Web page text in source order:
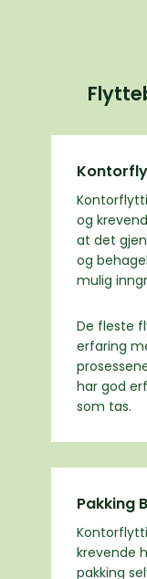
og
at det
og
mulig
De fleste
erfaring
har god
som tas.
Pakking
krevende
pakking